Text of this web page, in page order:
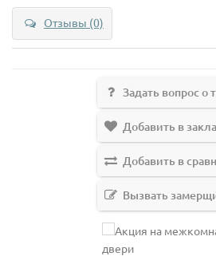
Отзывы (0)
Задать вопрос о
Добавить в
Добавить в
Вызвать